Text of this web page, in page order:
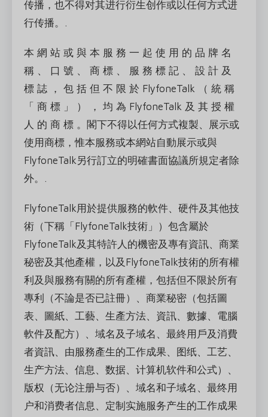
传播，也不得对其进行衍生创作或以任何方式进
行传播。.
本 網 站 或 與 本 服 務 一 起 使 用 的 品 牌 名
稱 、 口 號 、 商 標 、 服 務 標 記 、 設 計 及
標 誌 ， 包 括 但 不 限 於 FlyfoneTalk （ 統 稱
「 商 標 」 ） ， 均 為 FlyfoneTalk 及 其 授 權
人 的 商 標 。閣下不得以任何方式複製、展示或
使用商標，惟本服務或本網站自動展示或與
FlyfoneTalk另行訂立的明確書面協議所規定者除
外。.
FlyfoneTalk用於提供服務的軟件、硬件及其他技
術（下稱「FlyfoneTalk技術」）包含屬於
FlyfoneTalk及其特許人的機密及專有資訊、商業
秘密及其他產權，以及FlyfoneTalk技術的所有權
利及與服務有關的所有產權，包括但不限於所有
專利（不論是否已註冊）、商業秘密（包括圖
表、圖紙、工藝、生產方法、資訊、數據、電腦
軟件及配方）、域名及子域名、最終用戶及消費
者資訊、由服務產生的工作成果、图纸、工艺、
生产方法、信息、数据、计算机软件和公式）、
版权（无论注册与否）、域名和子域名、最终用
户和消费者信息、定制实施服务产生的工作成果